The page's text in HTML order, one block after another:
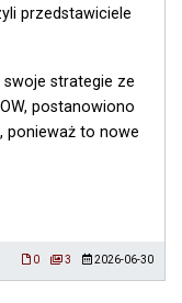
przedstawiciele
swoje strategie ze
postanowiono
ponieważ to nowe
0 3 2026-06-30